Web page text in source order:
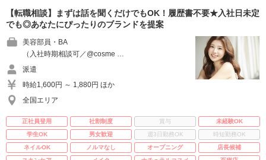
【転職相談】まずは話を聞くだけでもOK！履歴書不要★入社日未定
でも◎あなたにぴったりのブランドを提案
美容部員・BA
（入社時期相談可／@cosme …
派遣
時給1,600円 ～ 1,880円 ほか
全国エリア
正社員登用 社割制度 賞与
未経験OK
学生OK
男女歓迎 週3日勤務OK
時短勤務OK
ネイルOK
ノルマなし オープニング
店長候補